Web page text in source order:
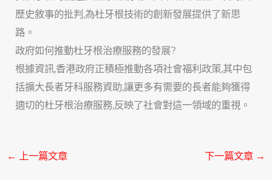
歷史敘事的批判,為杜牙根技術的創新發展提供了新思
路。
政府如何推動杜牙根治療服務的發展?
根據資訊,香港政府正積極推動各項社會福利政策,其中包
括擴大長者牙科服務資助,讓更多有需要的長者能夠獲得
適切的杜牙根治療服務,反映了社會對這一領域的重視。
← 上一篇文章 下一篇文章 →